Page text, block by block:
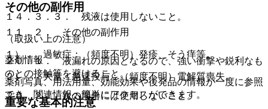
１４．３．３． 残液は使用しないこと。
（取扱い上の注意）
２０．１． 液漏れの原因となるので、強い衝撃や鋭利なも
のとの接触等を避けること。
２０．２． 次の場合には使用しないこと。
その他の副作用
１１．２． その他の副作用
１）． 過敏症：（頻度不明）発疹、そう痒等。
２）． 大量・急速投与：（頻度不明）電解質喪失。
重要な基本的注意
薬剤情報
薬剤写真、用法用量、効能効果や後発品の情報が一度に参照
でき、関連情報へ簡単にアクセスができます。